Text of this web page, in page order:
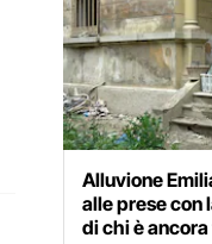
Alluvione
alle prese con
di chi è